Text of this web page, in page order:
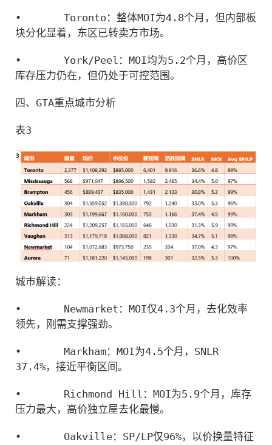
•
Toronto：整体MOI为4.8个月，但内部板
块分化显着，东区已转卖方市场。
•
York/Peel：MOI均为5.2个月，高价区
库存压力仍在，但仍处于可控范围。
四、GTA重点城市分析
表3
城市解读：
•
Newmarket：MOI仅4.3个月，去化效率
领先，刚需支撑强劲。
•
Markham：MOI为4.5个月，SNLR
37.4%，接近平衡区间。
•
Richmond Hill：MOI为5.9个月，库存
压力最大，高价独立屋去化最慢。
•
Oakville：SP/LP仅96%，以价换量特征